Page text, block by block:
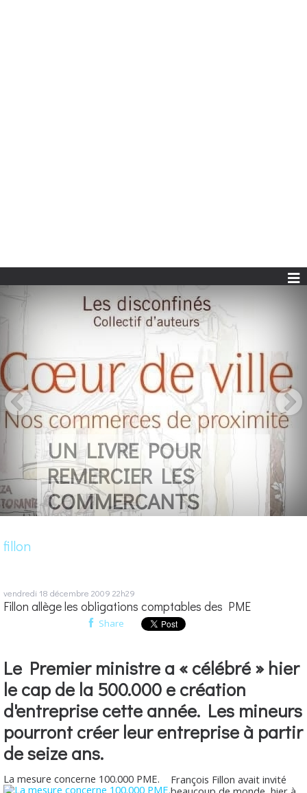
UN LIVRE POUR
REMERCIER LES
COMMERCANTS
fillon
vendredi 18 décembre 2009 22h29
Fillon allège les obligations comptables des PME
Share
Le Premier ministre a « célébré » hier
le cap de la 500.000 e création
d'entreprise cette année. Les mineurs
pourront créer leur entreprise à partir
de seize ans.
La mesure concerne 100.000 PME.
François Fillon avait invité